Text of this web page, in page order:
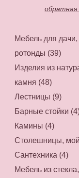
обратная
Мебель для
ротонды (39)
Изделия из
камня (48)
Лестницы (9)
Барные стойки
Камины (4)
Столешницы,
Сантехника (4)
Мебель из